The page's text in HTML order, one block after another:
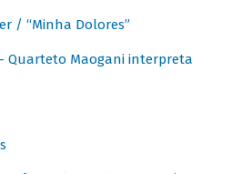
/ “Minha Dolores”
Quarteto Maogani interpreta